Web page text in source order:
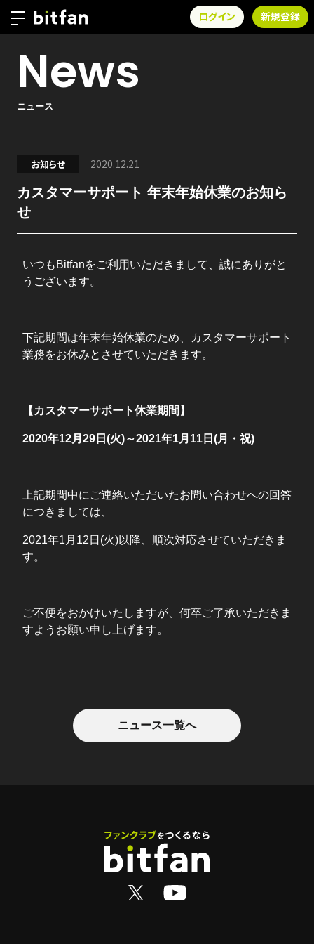
ログイン 新規登録
News
ニュース
お知らせ 2020.12.21
カスタマーサポート 年末年始休業のお知ら
せ
いつもBitfanをご利用いただきまして、誠にありがと
うございます。
下記期間は年末年始休業のため、カスタマーサポート
業務をお休みとさせていただきます。
【カスタマーサポート休業期間】
2020年12月29日(火)～2021年1月11日(月・祝)
上記期間中にご連絡いただいたお問い合わせへの回答
につきましては、
2021年1月12日(火)以降、順次対応させていただきま
す。
ご不便をおかけいたしますが、何卒ご了承いただきま
すようお願い申し上げます。
ニュース一覧へ